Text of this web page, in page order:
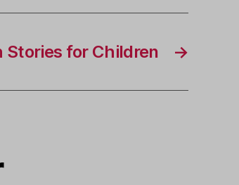
→
Stories for Children